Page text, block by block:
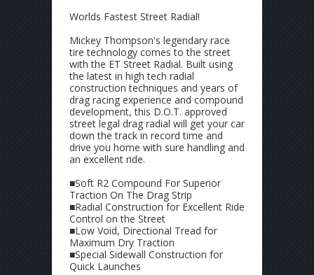
Worlds Fastest Street Radial!
Mickey Thompson's legendary race
tire technology comes to the street
with the ET Street Radial. Built using
the latest in high tech radial
construction techniques and years of
drag racing experience and compound
development, this D.O.T. approved
street legal drag radial will get your car
down the track in record time and
drive you home with sure handling and
an excellent ride.
■Soft R2 Compound For Superior
Traction On The Drag Strip
■Radial Construction for Excellent Ride
Control on the Street
■Low Void, Directional Tread for
Maximum Dry Traction
■Special Sidewall Construction for
Quick Launches